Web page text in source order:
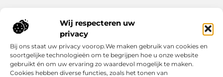
Wij respecteren uw
privacy
Bij ons staat uw privacy voorop.We maken gebruik van cookies en
soortgelijke technologieën om te begrijpen hoe u onze website
gebruikt én om uw ervaring zo waardevol mogelijk te maken.
Cookies hebben diverse functies, zoals het tonen van
Onze informatie